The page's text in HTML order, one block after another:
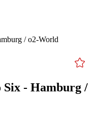
/ o2-World
Six - Hamburg /